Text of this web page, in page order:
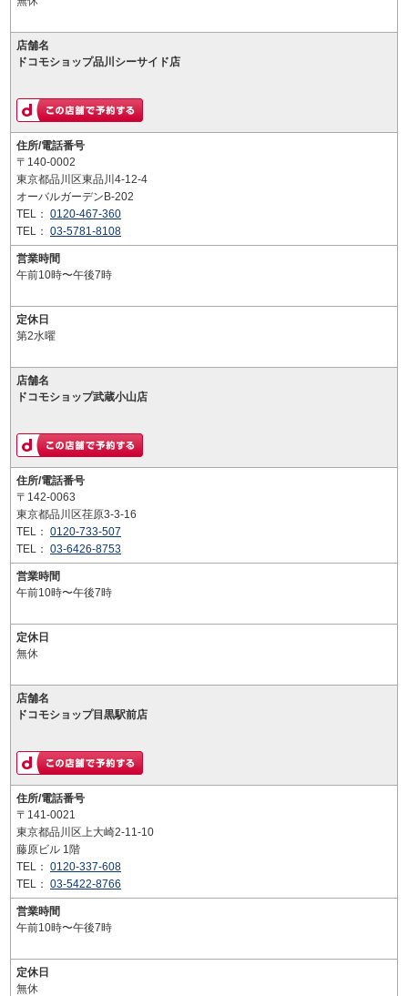
店舗名
ドコモショップ品川シーサイド店
住所/電話番号
〒140-0002
東京都品川区東品川4-12-4
オーバルガーデンB-202
TEL： 0120-467-360
TEL： 03-5781-8108
営業時間
午前10時〜午後7時
定休日
第2水曜
店舗名
ドコモショップ武蔵小山店
住所/電話番号
〒142-0063
東京都品川区荏原3-3-16
TEL： 0120-733-507
TEL： 03-6426-8753
営業時間
午前10時〜午後7時
定休日
無休
店舗名
ドコモショップ目黒駅前店
住所/電話番号
〒141-0021
東京都品川区上大崎2-11-10
藤原ビル 1階
TEL： 0120-337-608
TEL： 03-5422-8766
営業時間
午前10時〜午後7時
定休日
無休